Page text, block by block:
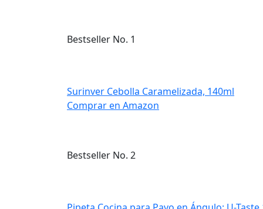
Bestseller No. 1
Surinver Cebolla Caramelizada, 140ml
Comprar en Amazon
Bestseller No. 2